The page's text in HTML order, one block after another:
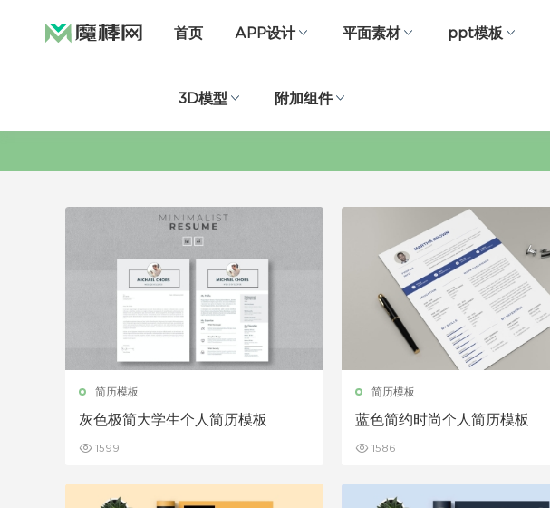
首页 APP设计 平面素材 ppt模板
3D模型 附加组件
简历模板
灰色极简大学生个人简历模板
1599
简历模板
蓝色简约时尚个人简历模板
1586